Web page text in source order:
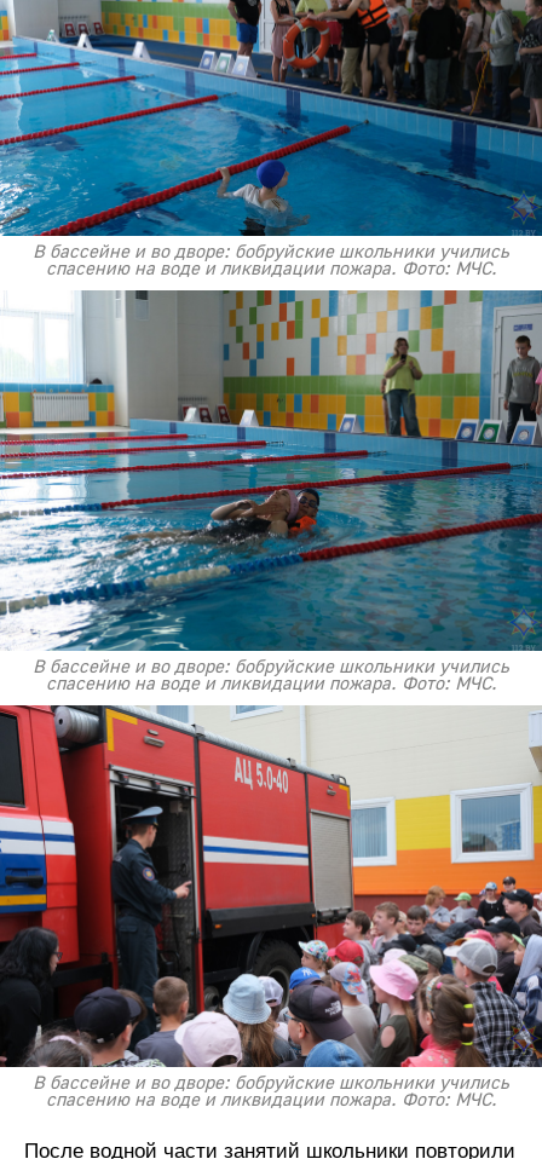
В бассейне и во дворе: бобруйские школьники учились
спасению на воде и ликвидации пожара. Фото: МЧС.
В бассейне и во дворе: бобруйские школьники учились
спасению на воде и ликвидации пожара. Фото: МЧС.
В бассейне и во дворе: бобруйские школьники учились
спасению на воде и ликвидации пожара. Фото: МЧС.
После водной части занятий школьники повторили